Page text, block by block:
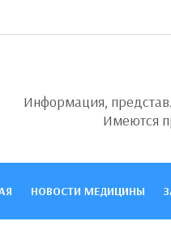
Информация,
Имеются
НОВОСТИ МЕДИЦИНЫ